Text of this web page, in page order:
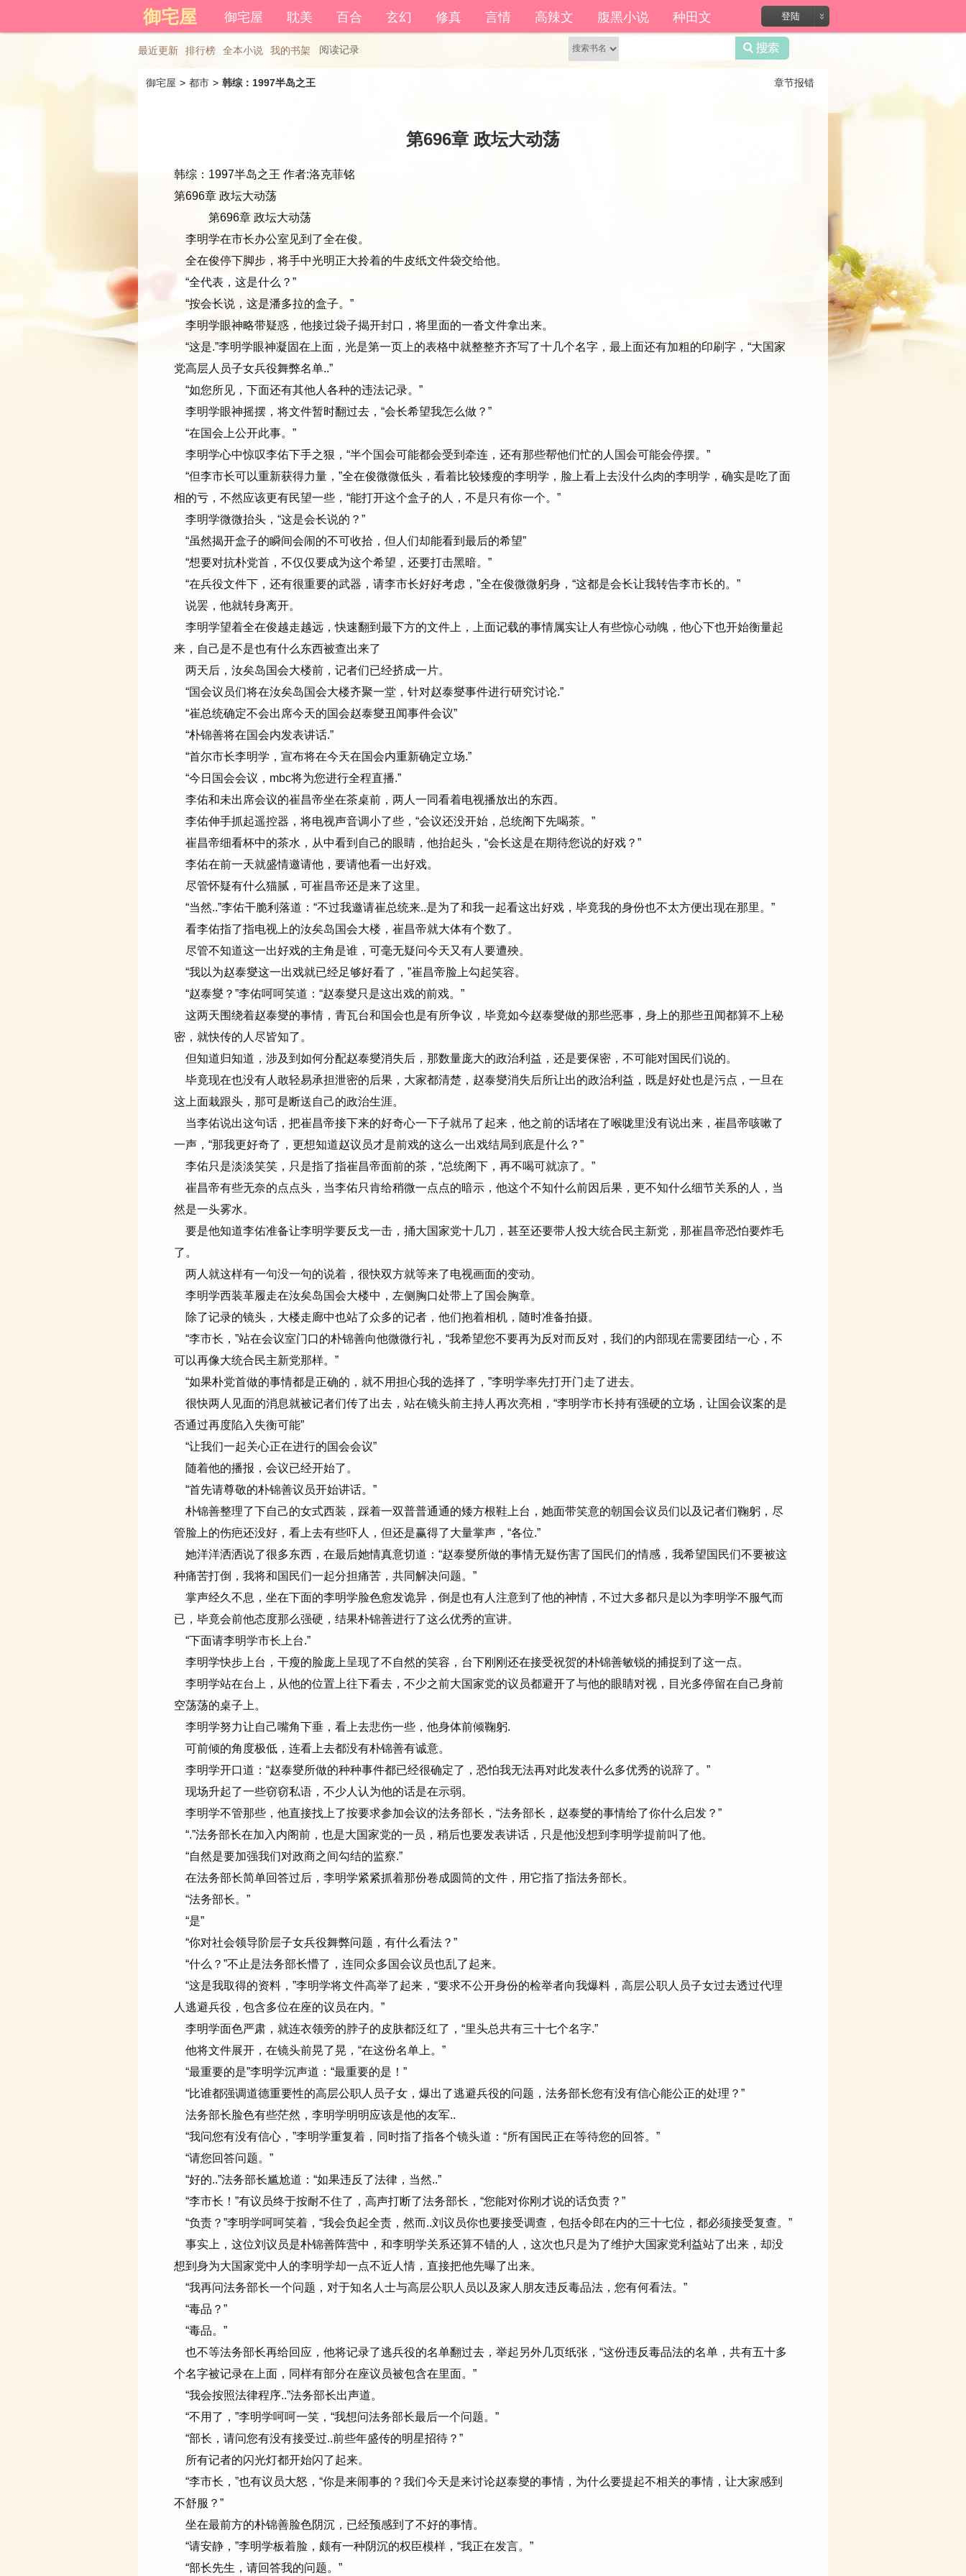
登陆
御宅屋 御宅屋 耽美 百合 玄幻 修真 言情 高辣文 腹黑小说
种田文
高干文
其他
还没有账号？立即注册
最近更新 排行榜 全本小说 我的书架 阅读记录
御宅屋 > 都市 > 韩综：1997半岛之王 章节报错
第696章 政坛大动荡
韩综：1997半岛之王 作者:洛克菲铭
第696章 政坛大动荡
第696章 政坛大动荡
李明学在市长办公室见到了全在俊。
全在俊停下脚步，将手中光明正大拎着的牛皮纸文件袋交给他。
“全代表，这是什么？”
“按会长说，这是潘多拉的盒子。”
李明学眼神略带疑惑，他接过袋子揭开封口，将里面的一沓文件拿出来。
“这是.”李明学眼神凝固在上面，光是第一页上的表格中就整整齐齐写了十几个名字，最上面还有加粗的印刷字，“大国家
党高层人员子女兵役舞弊名单..”
“如您所见，下面还有其他人各种的违法记录。”
李明学眼神摇摆，将文件暂时翻过去，“会长希望我怎么做？”
“在国会上公开此事。”
李明学心中惊叹李佑下手之狠，“半个国会可能都会受到牵连，还有那些帮他们忙的人国会可能会停摆。”
“但李市长可以重新获得力量，”全在俊微微低头，看着比较矮瘦的李明学，脸上看上去没什么肉的李明学，确实是吃了面
相的亏，不然应该更有民望一些，“能打开这个盒子的人，不是只有你一个。”
李明学微微抬头，“这是会长说的？”
“虽然揭开盒子的瞬间会闹的不可收拾，但人们却能看到最后的希望”
“想要对抗朴党首，不仅仅要成为这个希望，还要打击黑暗。”
“在兵役文件下，还有很重要的武器，请李市长好好考虑，”全在俊微微躬身，“这都是会长让我转告李市长的。”
说罢，他就转身离开。
李明学望着全在俊越走越远，快速翻到最下方的文件上，上面记载的事情属实让人有些惊心动魄，他心下也开始衡量起
来，自己是不是也有什么东西被查出来了
两天后，汝矣岛国会大楼前，记者们已经挤成一片。
“国会议员们将在汝矣岛国会大楼齐聚一堂，针对赵泰燮事件进行研究讨论.”
“崔总统确定不会出席今天的国会赵泰燮丑闻事件会议”
“朴锦善将在国会内发表讲话.”
“首尔市长李明学，宣布将在今天在国会内重新确定立场.”
“今日国会会议，mbc将为您进行全程直播.”
李佑和未出席会议的崔昌帝坐在茶桌前，两人一同看着电视播放出的东西。
李佑伸手抓起遥控器，将电视声音调小了些，“会议还没开始，总统阁下先喝茶。”
崔昌帝细看杯中的茶水，从中看到自己的眼睛，他抬起头，“会长这是在期待您说的好戏？”
李佑在前一天就盛情邀请他，要请他看一出好戏。
尽管怀疑有什么猫腻，可崔昌帝还是来了这里。
“当然..”李佑干脆利落道：“不过我邀请崔总统来..是为了和我一起看这出好戏，毕竟我的身份也不太方便出现在那里。”
看李佑指了指电视上的汝矣岛国会大楼，崔昌帝就大体有个数了。
尽管不知道这一出好戏的主角是谁，可毫无疑问今天又有人要遭殃。
“我以为赵泰燮这一出戏就已经足够好看了，”崔昌帝脸上勾起笑容。
“赵泰燮？”李佑呵呵笑道：“赵泰燮只是这出戏的前戏。”
这两天围绕着赵泰燮的事情，青瓦台和国会也是有所争议，毕竟如今赵泰燮做的那些恶事，身上的那些丑闻都算不上秘
密，就快传的人尽皆知了。
但知道归知道，涉及到如何分配赵泰燮消失后，那数量庞大的政治利益，还是要保密，不可能对国民们说的。
毕竟现在也没有人敢轻易承担泄密的后果，大家都清楚，赵泰燮消失后所让出的政治利益，既是好处也是污点，一旦在
这上面栽跟头，那可是断送自己的政治生涯。
当李佑说出这句话，把崔昌帝接下来的好奇心一下子就吊了起来，他之前的话堵在了喉咙里没有说出来，崔昌帝咳嗽了
一声，“那我更好奇了，更想知道赵议员才是前戏的这么一出戏结局到底是什么？”
李佑只是淡淡笑笑，只是指了指崔昌帝面前的茶，“总统阁下，再不喝可就凉了。”
崔昌帝有些无奈的点点头，当李佑只肯给稍微一点点的暗示，他这个不知什么前因后果，更不知什么细节关系的人，当
然是一头雾水。
要是他知道李佑准备让李明学要反戈一击，捅大国家党十几刀，甚至还要带人投大统合民主新党，那崔昌帝恐怕要炸毛
了。
两人就这样有一句没一句的说着，很快双方就等来了电视画面的变动。
李明学西装革履走在汝矣岛国会大楼中，左侧胸口处带上了国会胸章。
除了记录的镜头，大楼走廊中也站了众多的记者，他们抱着相机，随时准备拍摄。
“李市长，”站在会议室门口的朴锦善向他微微行礼，“我希望您不要再为反对而反对，我们的内部现在需要团结一心，不
可以再像大统合民主新党那样。”
“如果朴党首做的事情都是正确的，就不用担心我的选择了，”李明学率先打开门走了进去。
很快两人见面的消息就被记者们传了出去，站在镜头前主持人再次亮相，“李明学市长持有强硬的立场，让国会议案的是
否通过再度陷入失衡可能”
“让我们一起关心正在进行的国会会议”
随着他的播报，会议已经开始了。
“首先请尊敬的朴锦善议员开始讲话。”
朴锦善整理了下自己的女式西装，踩着一双普普通通的矮方根鞋上台，她面带笑意的朝国会议员们以及记者们鞠躬，尽
管脸上的伤疤还没好，看上去有些吓人，但还是赢得了大量掌声，“各位.”
她洋洋洒洒说了很多东西，在最后她情真意切道：“赵泰燮所做的事情无疑伤害了国民们的情感，我希望国民们不要被这
种痛苦打倒，我将和国民们一起分担痛苦，共同解决问题。”
掌声经久不息，坐在下面的李明学脸色愈发诡异，倒是也有人注意到了他的神情，不过大多都只是以为李明学不服气而
已，毕竟会前他态度那么强硬，结果朴锦善进行了这么优秀的宣讲。
“下面请李明学市长上台.”
李明学快步上台，干瘦的脸庞上呈现了不自然的笑容，台下刚刚还在接受祝贺的朴锦善敏锐的捕捉到了这一点。
李明学站在台上，从他的位置上往下看去，不少之前大国家党的议员都避开了与他的眼睛对视，目光多停留在自己身前
空荡荡的桌子上。
李明学努力让自己嘴角下垂，看上去悲伤一些，他身体前倾鞠躬.
可前倾的角度极低，连看上去都没有朴锦善有诚意。
李明学开口道：“赵泰燮所做的种种事件都已经很确定了，恐怕我无法再对此发表什么多优秀的说辞了。”
现场升起了一些窃窃私语，不少人认为他的话是在示弱。
李明学不管那些，他直接找上了按要求参加会议的法务部长，“法务部长，赵泰燮的事情给了你什么启发？”
“.”法务部长在加入内阁前，也是大国家党的一员，稍后也要发表讲话，只是他没想到李明学提前叫了他。
“自然是要加强我们对政商之间勾结的监察.”
在法务部长简单回答过后，李明学紧紧抓着那份卷成圆筒的文件，用它指了指法务部长。
“法务部长。”
“是”
“你对社会领导阶层子女兵役舞弊问题，有什么看法？”
“什么？”不止是法务部长懵了，连同众多国会议员也乱了起来。
“这是我取得的资料，”李明学将文件高举了起来，“要求不公开身份的检举者向我爆料，高层公职人员子女过去透过代理
人逃避兵役，包含多位在座的议员在内。”
李明学面色严肃，就连衣领旁的脖子的皮肤都泛红了，“里头总共有三十七个名字.”
他将文件展开，在镜头前晃了晃，“在这份名单上。”
“最重要的是”李明学沉声道：“最重要的是！”
“比谁都强调道德重要性的高层公职人员子女，爆出了逃避兵役的问题，法务部长您有没有信心能公正的处理？”
法务部长脸色有些茫然，李明学明明应该是他的友军..
“我问您有没有信心，”李明学重复着，同时指了指各个镜头道：“所有国民正在等待您的回答。”
“请您回答问题。”
“好的..”法务部长尴尬道：“如果违反了法律，当然..”
“李市长！”有议员终于按耐不住了，高声打断了法务部长，“您能对你刚才说的话负责？”
“负责？”李明学呵呵笑着，“我会负起全责，然而..刘议员你也要接受调查，包括令郎在内的三十七位，都必须接受复查。”
事实上，这位刘议员是朴锦善阵营中，和李明学关系还算不错的人，这次也只是为了维护大国家党利益站了出来，却没
想到身为大国家党中人的李明学却一点不近人情，直接把他先曝了出来。
“我再问法务部长一个问题，对于知名人士与高层公职人员以及家人朋友违反毒品法，您有何看法。”
“毒品？”
“毒品。”
也不等法务部长再给回应，他将记录了逃兵役的名单翻过去，举起另外几页纸张，“这份违反毒品法的名单，共有五十多
个名字被记录在上面，同样有部分在座议员被包含在里面。”
“我会按照法律程序..”法务部长出声道。
“不用了，”李明学呵呵一笑，“我想问法务部长最后一个问题。”
“部长，请问您有没有接受过..前些年盛传的明星招待？”
所有记者的闪光灯都开始闪了起来。
“李市长，”也有议员大怒，“你是来闹事的？我们今天是来讨论赵泰燮的事情，为什么要提起不相关的事情，让大家感到
不舒服？”
坐在最前方的朴锦善脸色阴沉，已经预感到了不好的事情。
“请安静，”李明学板着脸，颇有一种阴沉的权臣模样，“我正在发言。”
“部长先生，请回答我的问题。”